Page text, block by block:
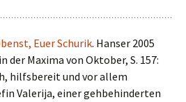
Euer Schurik. Hanser 2005
der Maxima von Oktober, S. 157:
hilfsbereit und vor allem
Valerija, einer gehbehinderten